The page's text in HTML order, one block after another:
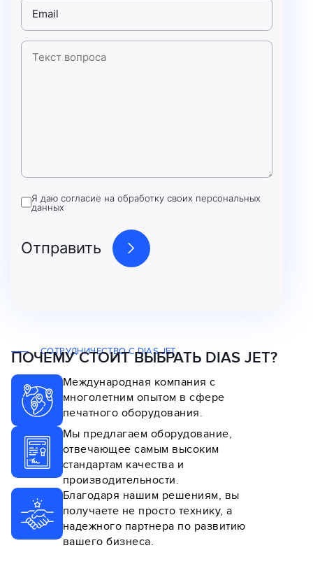
Я даю согласие на обработку своих персональных
данных
СОТРУДНИЧЕСТВО С DIAS JET
ПОЧЕМУ СТОИТ ВЫБРАТЬ DIAS JET?
Международная компания с
многолетним опытом в сфере
печатного оборудования.
Мы предлагаем оборудование,
отвечающее самым высоким
стандартам качества и
производительности.
Благодаря нашим решениям, вы
получаете не просто технику, а
надежного партнера по развитию
вашего бизнеса.